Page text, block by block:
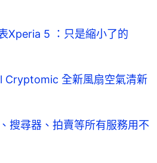
Xperia 5 ：只是縮小了的
Cryptomic 全新風扇空氣清新
搜尋器、拍賣等所有服務用不